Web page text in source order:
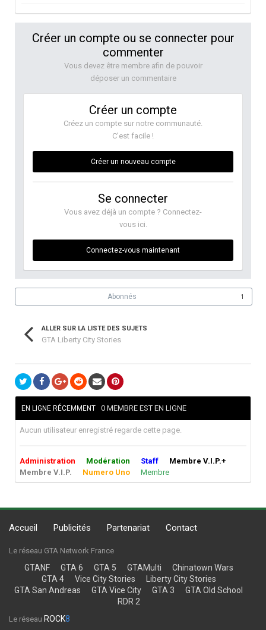
Créer un compte ou se connecter pour
commenter
Vous devez être membre afin de pouvoir
déposer un commentaire
Créer un compte
Créez un compte sur notre communauté.
C’est facile !
Créer un nouveau compte
Se connecter
Vous avez déjà un compte ? Connectez-
vous ici.
Connectez-vous maintenant
Abonnés 1
ALLER SUR LA LISTE DES SUJETS
GTA Liberty City Stories
EN LIGNE RÉCEMMENT 0 MEMBRE EST EN LIGNE
Aucun utilisateur enregistré regarde cette page.
Administration Modération Staff
Membre V.I.P.+
Membre V.I.P.
Numero Uno Membre
Accueil Publicités Partenariat Contact
Le réseau GTA Network France
GTANF GTA 6 GTA 5 GTAMulti
Chinatown Wars
GTA 4
Vice City Stories
Liberty City Stories
GTA San Andreas
GTA Vice City GTA 3
GTA Old School
RDR 2
Le réseau ROCK8